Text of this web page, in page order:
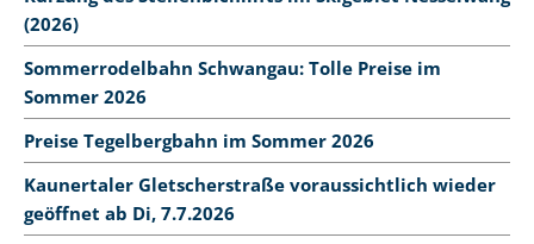
(2026)
Sommerrodelbahn Schwangau: Tolle Preise im
Sommer 2026
Preise Tegelbergbahn im Sommer 2026
Kaunertaler Gletscherstraße voraussichtlich wieder
geöffnet ab Di, 7.7.2026